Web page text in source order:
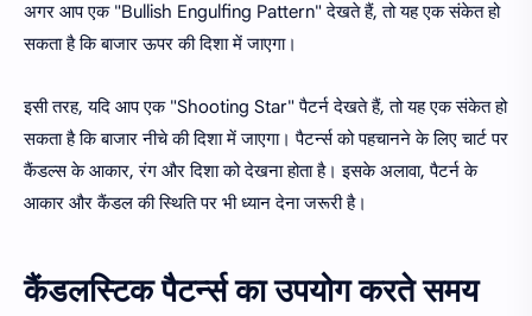
अगर आप एक "Bullish Engulfing Pattern" देखते हैं, तो यह एक संकेत हो
सकता है कि बाजार ऊपर की दिशा में जाएगा।
इसी तरह, यदि आप एक "Shooting Star" पैटर्न देखते हैं, तो यह एक संकेत हो
सकता है कि बाजार नीचे की दिशा में जाएगा। पैटर्न्स को पहचानने के लिए चार्ट पर
कैंडल्स के आकार, रंग और दिशा को देखना होता है। इसके अलावा, पैटर्न के
आकार और कैंडल की स्थिति पर भी ध्यान देना जरूरी है।
कैंडलस्टिक पैटर्न्स का उपयोग करते समय